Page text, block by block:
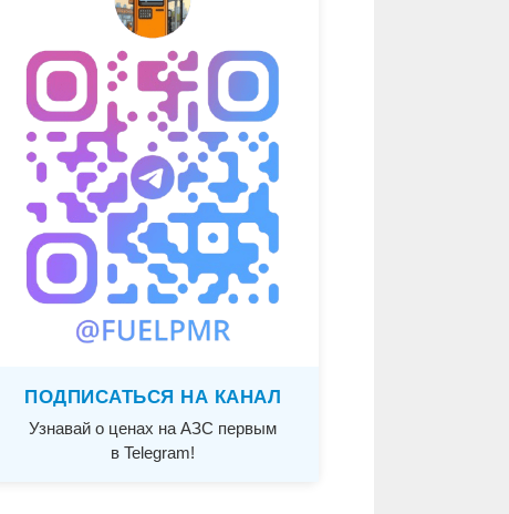
ПОДПИСАТЬСЯ НА КАНАЛ
Узнавай о ценах на АЗС первым
в Telegram!